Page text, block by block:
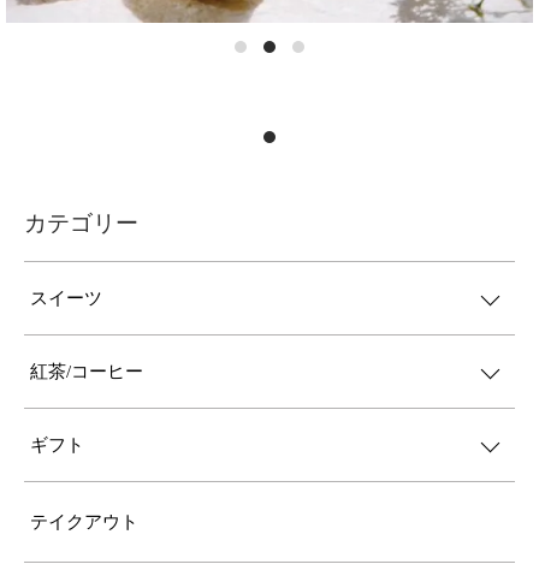
カテゴリー
スイーツ
紅茶/コーヒー
ギフト
テイクアウト